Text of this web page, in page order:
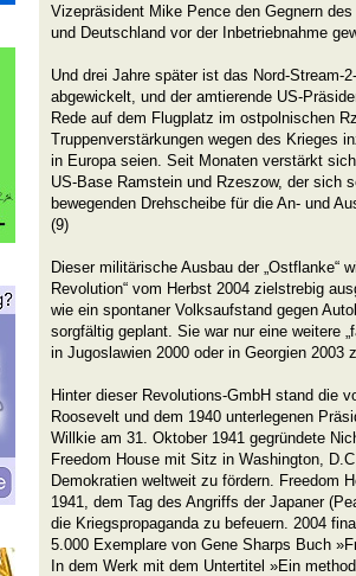
Vizepräsident Mike Pence den Gegnern
und Deutschland vor der Inbetriebnahme
Und drei Jahre später ist das Nord-Stream-
abgewickelt, und der amtierende US-
Rede auf dem Flugplatz im ostpolnischen
Truppenverstärkungen wegen des Krieges
in Europa seien. Seit Monaten verstärkt
US-Base Ramstein und Rzeszow, der sich
bewegenden Drehscheibe für die An- und
(9)
Dieser militärische Ausbau der „Ostflanke“
Revolution“ vom Herbst 2004 zielstrebig
wie ein spontaner Volksaufstand gegen
sorgfältig geplant. Sie war nur eine weitere
in Jugoslawien 2000 oder in Georgien 2003
Hinter dieser Revolutions-GmbH stand die
Roosevelt und dem 1940 unterlegenen
Willkie am 31. Oktober 1941 gegründete
Freedom House mit Sitz in Washington,
Demokratien weltweit zu fördern. Freedom
1941, dem Tag des Angriffs der Japaner
die Kriegspropaganda zu befeuern. 2004
5.000 Exemplare von Gene Sharps Buch
In dem Werk mit dem Untertitel »Ein